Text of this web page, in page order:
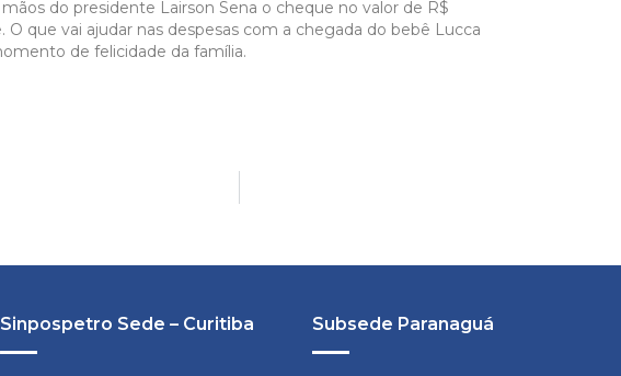
Sinpospetro Sede – Curitiba Subsede Paranaguá